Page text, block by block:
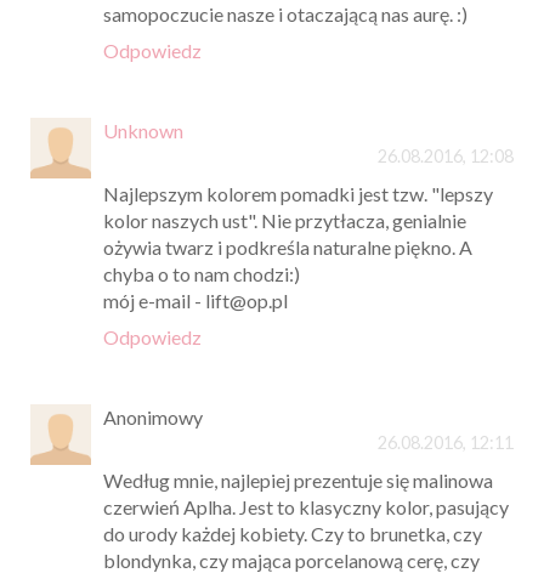
samopoczucie nasze i otaczającą nas aurę. :)
Odpowiedz
Unknown
26.08.2016, 12:08
Najlepszym kolorem pomadki jest tzw. "lepszy
kolor naszych ust". Nie przytłacza, genialnie
ożywia twarz i podkreśla naturalne piękno. A
chyba o to nam chodzi:)
mój e-mail - lift@op.pl
Odpowiedz
Anonimowy
26.08.2016, 12:11
Według mnie, najlepiej prezentuje się malinowa
czerwień Aplha. Jest to klasyczny kolor, pasujący
do urody każdej kobiety. Czy to brunetka, czy
blondynka, czy mająca porcelanową cerę, czy